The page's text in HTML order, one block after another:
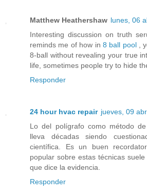
Matthew Heathershaw lunes, 06
Interesting discussion on truth
reminds me of how in 8 ball pool,
8-ball without revealing your true
life, sometimes people try to hide
Responder
24 hour hvac repair jueves, 09
Lo del polígrafo como método
lleva décadas siendo
científica. Es un buen
popular sobre estas técnicas
que dice la evidencia.
Responder